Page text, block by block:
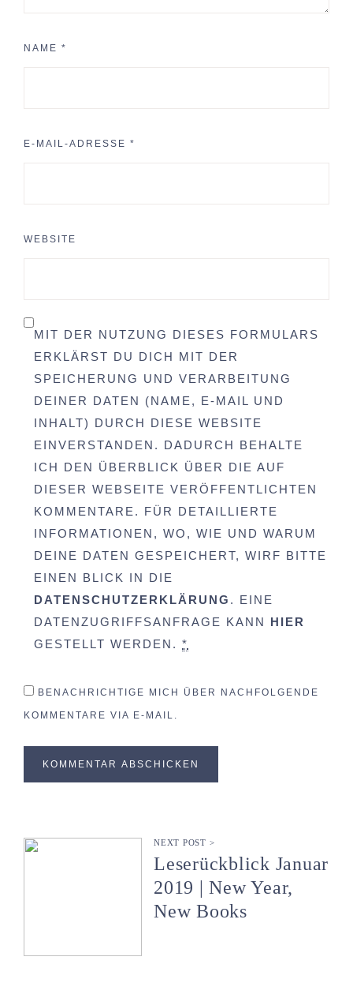
NAME *
E-MAIL-ADRESSE *
WEBSITE
MIT DER NUTZUNG DIESES FORMULARS
ERKLÄRST DU DICH MIT DER
SPEICHERUNG UND VERARBEITUNG
DEINER DATEN (NAME, E-MAIL UND
INHALT) DURCH DIESE WEBSITE
EINVERSTANDEN. DADURCH BEHALTE
ICH DEN ÜBERBLICK ÜBER DIE AUF
DIESER WEBSEITE VERÖFFENTLICHTEN
KOMMENTARE. FÜR DETAILLIERTE
INFORMATIONEN, WO, WIE UND WARUM
DEINE DATEN GESPEICHERT, WIRF BITTE
EINEN BLICK IN DIE
DATENSCHUTZERKLÄRUNG . EINE
DATENZUGRIFFSANFRAGE KANN HIER
GESTELLT WERDEN. *
BENACHRICHTIGE MICH ÜBER NACHFOLGENDE
KOMMENTARE VIA E-MAIL.
NEXT POST >
Leserückblick Januar
2019 | New Year,
New Books